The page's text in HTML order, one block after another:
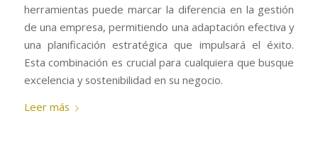
herramientas puede marcar la diferencia en la gestión
de una empresa, permitiendo una adaptación efectiva y
una planificación estratégica que impulsará el éxito.
Esta combinación es crucial para cualquiera que busque
excelencia y sostenibilidad en su negocio.
Leer más